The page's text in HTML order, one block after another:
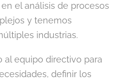
el análisis de procesos
y tenemos
industrias.
al equipo directivo para
definir los